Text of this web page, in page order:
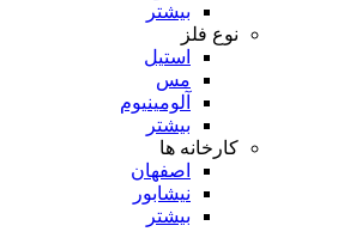
بیشتر
نوع فلز
استیل
مس
آلومینیوم
بیشتر
کارخانه ها
اصفهان
نیشابور
بیشتر